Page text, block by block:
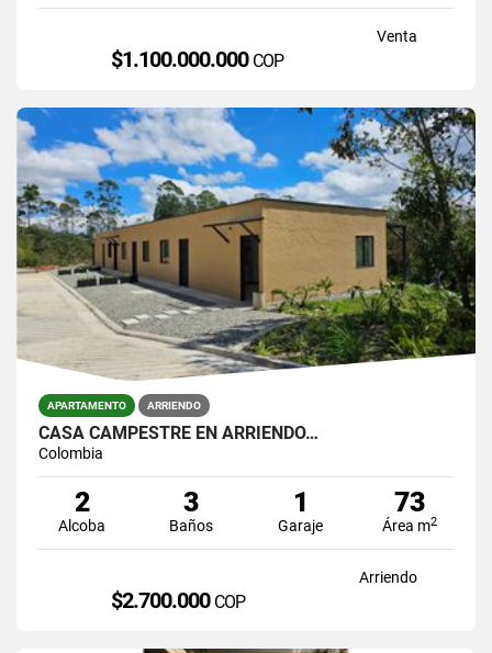
Venta
$1.100.000.000 COP
APARTAMENTO ARRIENDO
CASA CAMPESTRE EN ARRIENDO…
Colombia
2
Alcoba
3
Baños
1
Garaje
73
Área m2
Arriendo
$2.700.000 COP